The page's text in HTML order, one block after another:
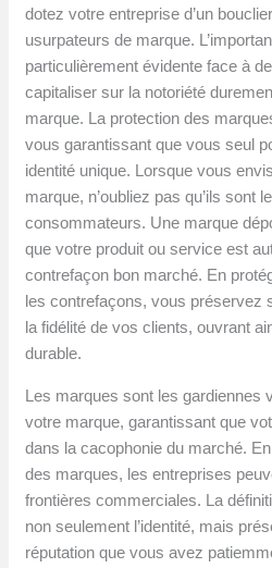
dotez votre entreprise d’un
usurpateurs de marque.
particulièrement évidente face à
capitaliser sur la notoriété
marque. La protection des
vous garantissant que vous seul
identité unique. Lorsque vous
marque, n’oubliez pas qu’ils sont
consommateurs. Une marque
que votre produit ou service est
contrefaçon bon marché. En
les contrefaçons, vous préservez
la fidélité de vos clients, ouvrant
durable.
Les marques sont les gardiennes
votre marque, garantissant que
dans la cacophonie du marché.
des marques, les entreprises
frontières commerciales. La
non seulement l’identité, mais
réputation que vous avez